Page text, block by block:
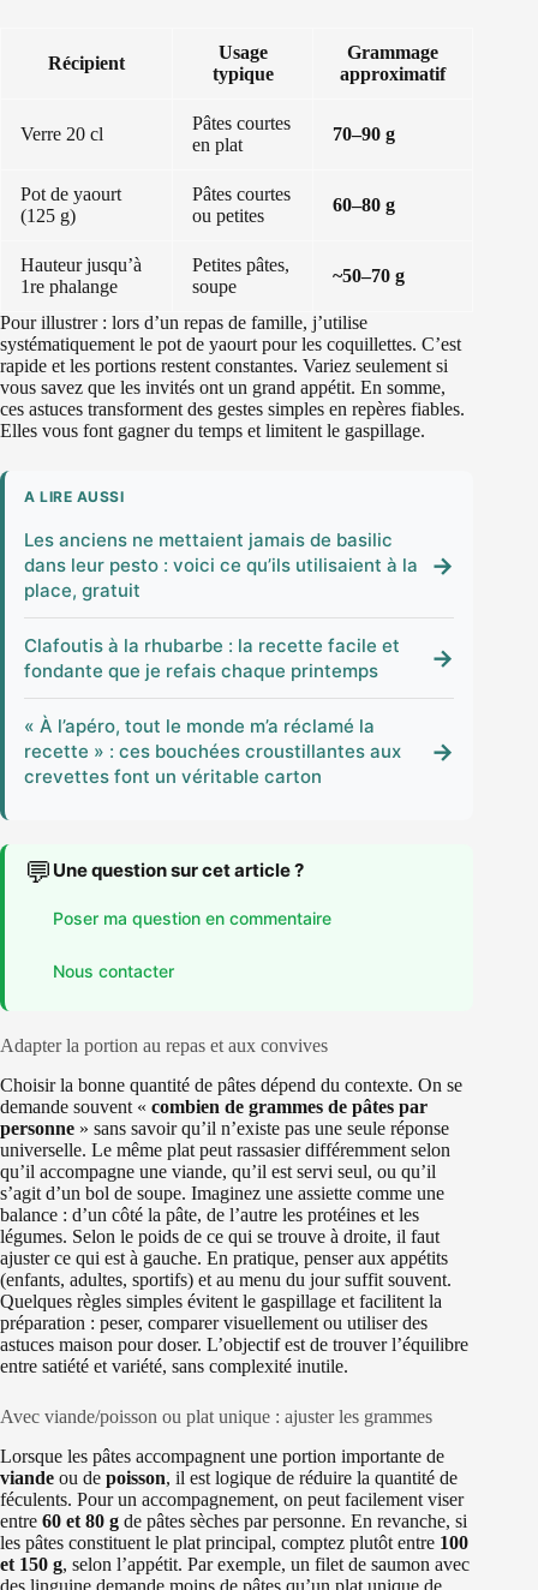
Récipient
Usage
typique
Grammage
approximatif
Verre 20 cl
Pâtes courtes
en plat
70–90 g
Pot de yaourt
(125 g)
Pâtes courtes
ou petites
60–80 g
Hauteur jusqu’à
1re phalange
Petites pâtes,
soupe
~50–70 g
Pour illustrer : lors d’un repas de famille, j’utilise
systématiquement le pot de yaourt pour les coquillettes. C’est
rapide et les portions restent constantes. Variez seulement si
vous savez que les invités ont un grand appétit. En somme,
ces astuces transforment des gestes simples en repères fiables.
Elles vous font gagner du temps et limitent le gaspillage.
A LIRE AUSSI
Les anciens ne mettaient jamais de basilic
dans leur pesto : voici ce qu’ils utilisaient à la
place, gratuit
→
Clafoutis à la rhubarbe : la recette facile et
fondante que je refais chaque printemps
→
« À l’apéro, tout le monde m’a réclamé la
recette » : ces bouchées croustillantes aux
crevettes font un véritable carton
→
💬 Une question sur cet article ?
Poser ma question en commentaire
Nous contacter
Adapter la portion au repas et aux convives
Choisir la bonne quantité de pâtes dépend du contexte. On se
demande souvent « combien de grammes de pâtes par
personne » sans savoir qu’il n’existe pas une seule réponse
universelle. Le même plat peut rassasier différemment selon
qu’il accompagne une viande, qu’il est servi seul, ou qu’il
s’agit d’un bol de soupe. Imaginez une assiette comme une
balance : d’un côté la pâte, de l’autre les protéines et les
légumes. Selon le poids de ce qui se trouve à droite, il faut
ajuster ce qui est à gauche. En pratique, penser aux appétits
(enfants, adultes, sportifs) et au menu du jour suffit souvent.
Quelques règles simples évitent le gaspillage et facilitent la
préparation : peser, comparer visuellement ou utiliser des
astuces maison pour doser. L’objectif est de trouver l’équilibre
entre satiété et variété, sans complexité inutile.
Avec viande/poisson ou plat unique : ajuster les grammes
Lorsque les pâtes accompagnent une portion importante de
viande ou de poisson, il est logique de réduire la quantité de
féculents. Pour un accompagnement, on peut facilement viser
entre 60 et 80 g de pâtes sèches par personne. En revanche, si
les pâtes constituent le plat principal, comptez plutôt entre 100
et 150 g, selon l’appétit. Par exemple, un filet de saumon avec
des linguine demande moins de pâtes qu’un plat unique de